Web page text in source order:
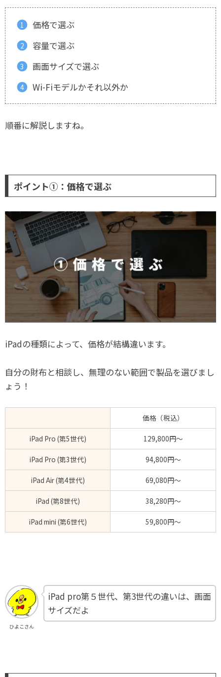
価格で選ぶ
容量で選ぶ
画面サイズで選ぶ
Wi-Fiモデルかそれ以外か
順番に解説しますね。
ポイント①：価格で選ぶ
iPadの種類によって、価格が結構違います。
自分の財布と相談し、無理のない範囲で製品を選びまし
ょう！
価格（税込）
iPad Pro (第5世代) 129,800円～
iPad Pro (第3世代) 94,800円～
iPad Air (第4世代) 69,080円～
iPad (第8世代) 38,280円～
iPad mini (第6世代) 59,800円～
ひよこさん
iPad pro第５世代、第3世代の違いは、画面
サイズだよ